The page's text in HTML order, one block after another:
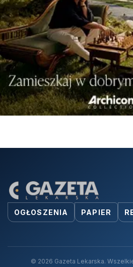
OGŁOSZENIA PAPIER
© 2026 Gazeta Lekarska.